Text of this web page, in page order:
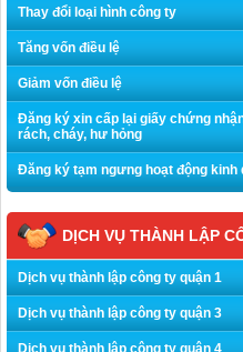
Thay đổi loại hình công ty
Tăng vốn điều lệ
Giảm vốn điều lệ
Đăng ký xin cấp lại giấy chứng
rách, cháy, hư hỏng
Đăng ký tạm ngưng hoạt động kinh
DỊCH VỤ THÀNH LẬP
Dịch vụ thành lập công ty quận 1
Dịch vụ thành lập công ty quận 3
Dịch vụ thành lập công ty quận 4